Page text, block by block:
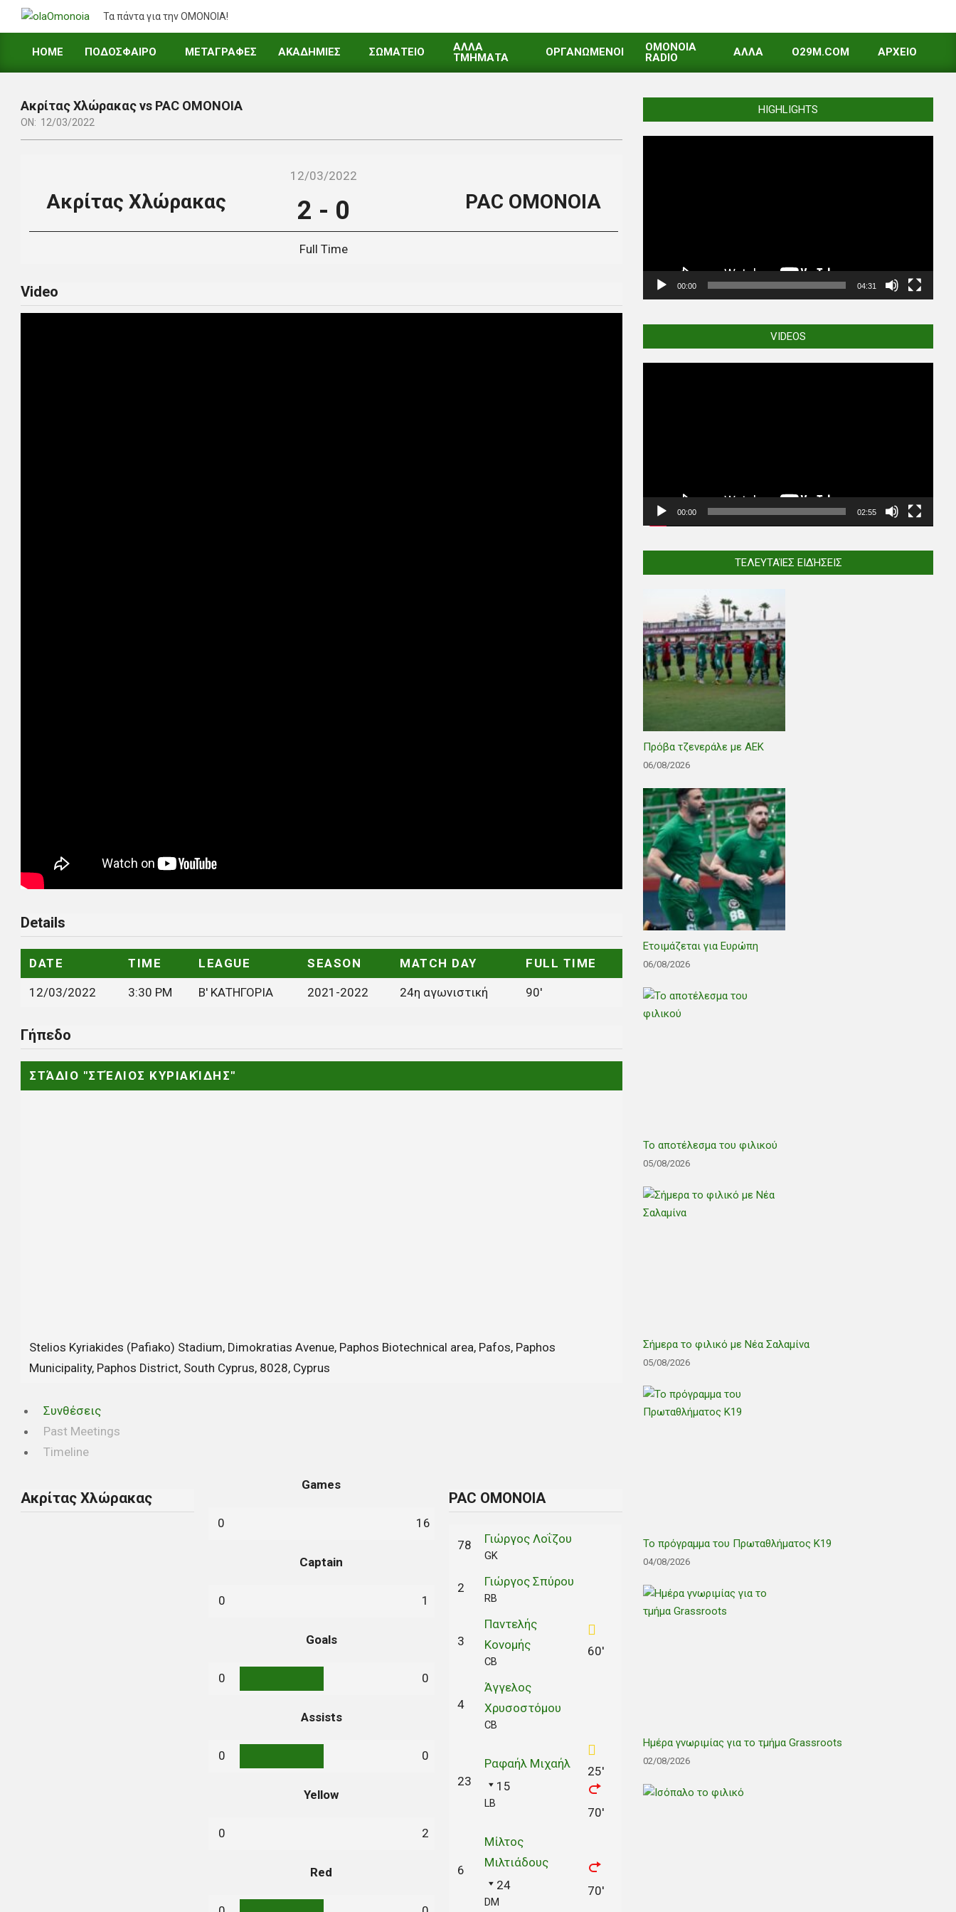
Τα πάντα για την ΟΜΟΝΟΙΑ!
HOME ΠΟΔΟΣΦΑΙΡΟ ΜΕΤΑΓΡΑΦΕΣ ΑΚΑΔΗΜΙΕΣ ΣΩΜΑΤΕΙΟ
ΑΛΛΑ
ΤΜΗΜΑΤΑ
ΟΡΓΑΝΩΜΕΝΟΙ
OMONOIA
RADIO
ΑΛΛΑ O29M.COM ΑΡΧΕΙΟ
Ακρίτας Χλώρακας vs PAC ΟΜΟΝΟΙΑ
ON: 12/03/2022
Ακρίτας Χλώρακας PAC ΟΜΟΝΟΙΑ
12/03/2022
2 - 0
Full Time
Video
Details
DATE TIME LEAGUE SEASON MATCH DAY FULL TIME
12/03/2022 3:30 PM Β' ΚΑΤΗΓΟΡΙΑ 2021-2022 24η αγωνιστική 90'
Γήπεδο
ΣΤΆΔΙΟ "ΣΤΈΛΙΟΣ ΚΥΡΙΑΚΊΔΗΣ"
Stelios Kyriakides (Pafiako) Stadium, Dimokratias Avenue, Paphos Biotechnical area, Pafos, Paphos
Municipality, Paphos District, South Cyprus, 8028, Cyprus
Συνθέσεις
Past Meetings
Timeline
Ακρίτας Χλώρακας PAC ΟΜΟΝΟΙΑ
78 Γιώργος Λοΐζου
GK
2 Γιώργος Σπύρου
RB
3
Παντελής
Κονομής
CB
60'
4
Άγγελος
Χρυσοστόμου
CB
23
Ραφαήλ Μιχαήλ
15
LB
25'
70'
6
Μίλτος
Μιλτιάδους
24
DM
70'
Games
0 16
Captain
0 1
Goals
0 0
Assists
0 0
Yellow
0 2
Red
HIGHLIGHTS
00:00 04:31
VIDEOS
00:00 02:55
ΤΕΛΕΥΤΑΊΕΣ ΕΙΔΉΣΕΙΣ
Πρόβα τζενεράλε με ΑΕΚ
06/08/2026
Ετοιμάζεται για Ευρώπη
06/08/2026
Το αποτέλεσμα του φιλικού
05/08/2026
Σήμερα το φιλικό με Νέα Σαλαμίνα
05/08/2026
Το πρόγραμμα του Πρωταθλήματος Κ19
04/08/2026
Ημέρα γνωριμίας για το τμήμα Grassroots
02/08/2026